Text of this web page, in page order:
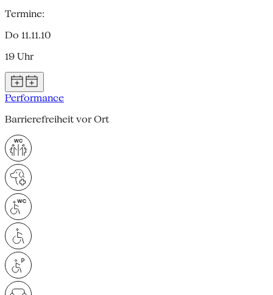
Termine:
Do 11.11.10
19 Uhr
Performance
Barrierefreiheit vor Ort